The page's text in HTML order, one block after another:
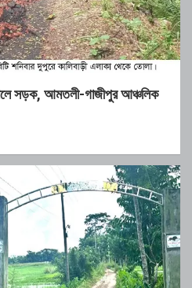
সড়ক, আমতলী-গাজীপুর আঞ্চলিক